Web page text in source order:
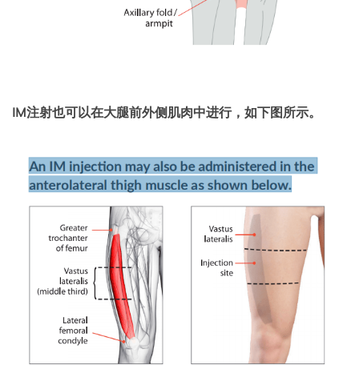
IM注射也可以在大腿前外侧肌肉中进行，如下图所示。